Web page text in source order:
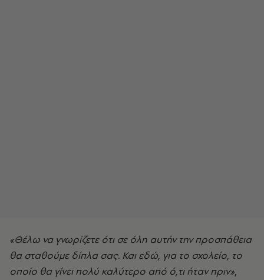
«Θέλω να γνωρίζετε ότι σε όλη αυτήν την προσπάθεια
θα σταθούμε δίπλα σας. Και εδώ, για το σχολείο, το
οποίο θα γίνει πολύ καλύτερο από ό,τι ήταν πριν»,